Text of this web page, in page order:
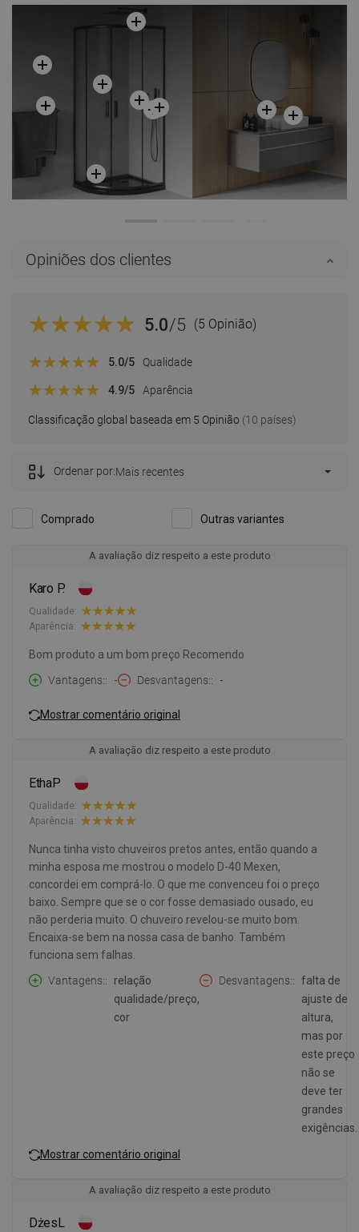
Opiniões dos clientes
5.0/5 (5 Opinião)
Classificação global baseada em 5 Opinião (10 países)
5.0/5 Qualidade
4.9/5 Aparência
Comprado Outras variantes
Ordenar por:Mais recentes
A avaliação diz respeito a este produto
Karo P.
Qualidade:
Aparência:
Bom produto a um bom preço Recomendo
Vantagens:
- Desvantagens: -
Mostrar comentário original
A avaliação diz respeito a este produto
EthaP
Qualidade:
Aparência:
Nunca tinha visto chuveiros pretos antes, então quando a
minha esposa me mostrou o modelo D-40 Mexen,
concordei em comprá-lo. O que me convenceu foi o preço
baixo. Sempre que se o cor fosse demasiado ousado, eu
não perderia muito. O chuveiro revelou-se muito bom.
Encaixa-se bem na nossa casa de banho. Também
funciona sem falhas.
Vantagens:
relação
qualidade/preço,
cor
Desvantagens:
falta de
ajuste de
altura,
mas por
este preço
não se
deve ter
grandes
exigências.
Mostrar comentário original
A avaliação diz respeito a este produto
DżesL